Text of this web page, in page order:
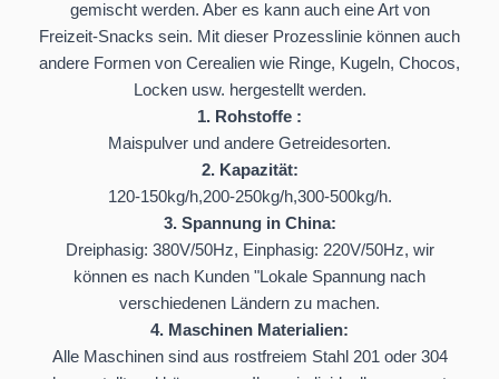
gemischt werden. Aber es kann auch eine Art von
Freizeit-Snacks sein. Mit dieser Prozesslinie können auch
andere Formen von Cerealien wie Ringe, Kugeln, Chocos,
Locken usw. hergestellt werden.
1. Rohstoffe :
Maispulver und andere Getreidesorten.
2. Kapazität:
120-150kg/h,200-250kg/h,300-500kg/h.
3. Spannung in China:
Dreiphasig: 380V/50Hz, Einphasig: 220V/50Hz, wir
können es nach Kunden "Lokale Spannung nach
verschiedenen Ländern zu machen.
4. Maschinen Materialien:
Alle Maschinen sind aus rostfreiem Stahl 201 oder 304